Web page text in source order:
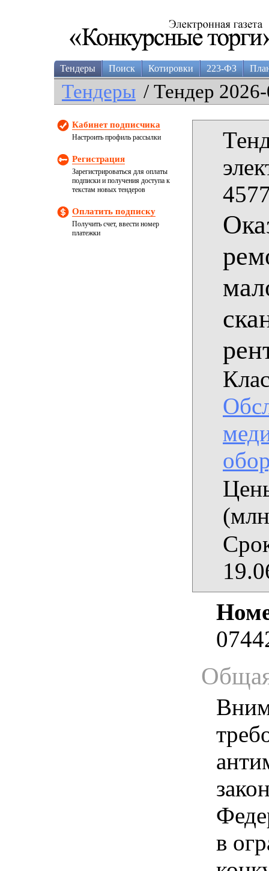
Тендеры Поиск Котировки 223-ФЗ
Тендеры / Тендер
Кабинет подписчика
Настроить профиль рассылки
Регистрация
Зарегистрироваться для оплаты
подписки и получения доступа к
текстам новых тендеров
Оплатить подписку
Получить счет, ввести номер
платежки
в